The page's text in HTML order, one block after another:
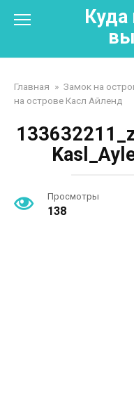
Куда
Главная » Замок на
на острове Касл Айленд
Просмотры
138